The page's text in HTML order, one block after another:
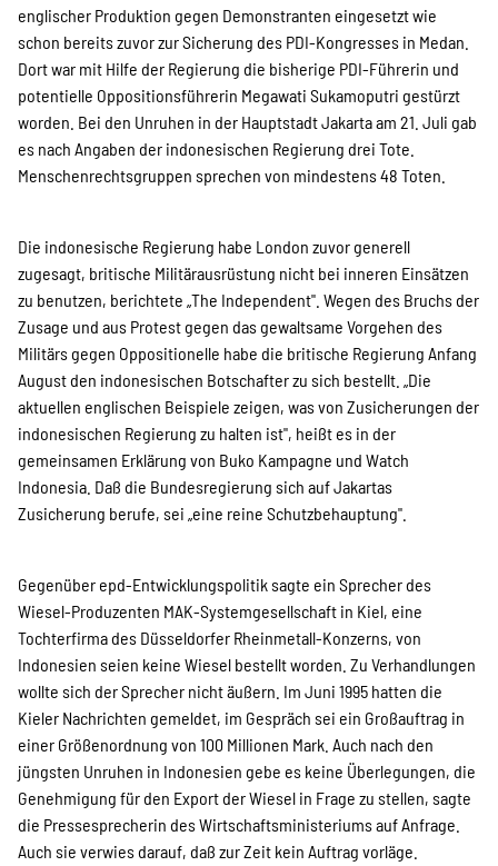
englischer Produktion gegen Demonstranten eingesetzt wie
schon bereits zuvor zur Sicherung des PDI-Kongresses in Medan.
Dort war mit Hilfe der Regierung die bisherige PDI-Führerin und
potentielle Oppositionsführerin Megawati Sukamoputri gestürzt
worden. Bei den Unruhen in der Hauptstadt Jakarta am 21. Juli gab
es nach Angaben der indonesischen Regierung drei Tote.
Menschenrechtsgruppen sprechen von mindestens 48 Toten.
Die indonesische Regierung habe London zuvor generell
zugesagt, britische Militärausrüstung nicht bei inneren Einsätzen
zu benutzen, berichtete „The Independent". Wegen des Bruchs der
Zusage und aus Protest gegen das gewaltsame Vorgehen des
Militärs gegen Oppositionelle habe die britische Regierung Anfang
August den indonesischen Botschafter zu sich bestellt. „Die
aktuellen englischen Beispiele zeigen, was von Zusicherungen der
indonesischen Regierung zu halten ist", heißt es in der
gemeinsamen Erklärung von Buko Kampagne und Watch
Indonesia. Daß die Bundesregierung sich auf Jakartas
Zusicherung berufe, sei „eine reine Schutzbehauptung".
Gegenüber epd-Entwicklungspolitik sagte ein Sprecher des
Wiesel-Produzenten MAK-Systemgesellschaft in Kiel, eine
Tochterfirma des Düsseldorfer Rheinmetall-Konzerns, von
Indonesien seien keine Wiesel bestellt worden. Zu Verhandlungen
wollte sich der Sprecher nicht äußern. Im Juni 1995 hatten die
Kieler Nachrichten gemeldet, im Gespräch sei ein Großauftrag in
einer Größenordnung von 100 Millionen Mark. Auch nach den
jüngsten Unruhen in Indonesien gebe es keine Überlegungen, die
Genehmigung für den Export der Wiesel in Frage zu stellen, sagte
die Pressesprecherin des Wirtschaftsministeriums auf Anfrage.
Auch sie verwies darauf, daß zur Zeit kein Auftrag vorläge.